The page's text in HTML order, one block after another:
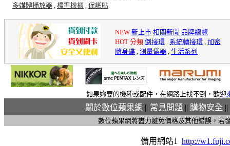
多媒體播放器 , 標準機櫃 , 保護貼
NEW 新上市 相關新聞 品牌總覽
HOT 分類 倒接環 系統轉接環 , 加密
隨身碟 , 測量儀器 , 生活系列
如果妳要的機種或配件，在網路上找不到，歡迎
關於數位蘋果網 || 常見問題 || 購物安全 ||
數位蘋果網將盡力避免價格及其他錯誤，若
備用網站1 http://